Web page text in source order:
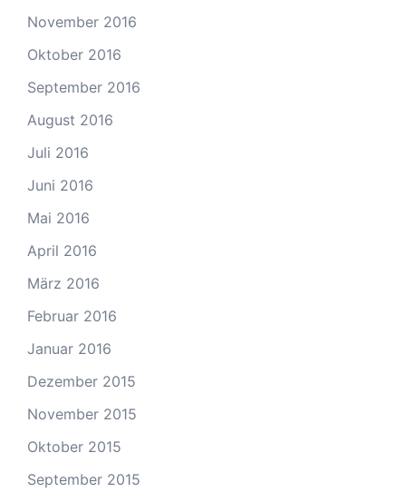
November 2016
Oktober 2016
September 2016
August 2016
Juli 2016
Juni 2016
Mai 2016
April 2016
März 2016
Februar 2016
Januar 2016
Dezember 2015
November 2015
Oktober 2015
September 2015